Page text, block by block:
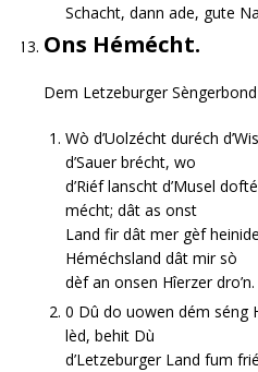
Schacht, dann ade, gute
Ons Hémécht.
Dem Letzeburger
Wò d’Uolzécht duréch
d’Sauer brécht, wo
d’Riéf lanscht d’Musel
mécht; dât as onst
Land fir dât mer gèf
Héméchsland dât mir sò
dèf an onsen Hîerzer dro’n.
0 Dû do uowen dém séng
lèd, behit Dù
d’Letzeburger Land fum